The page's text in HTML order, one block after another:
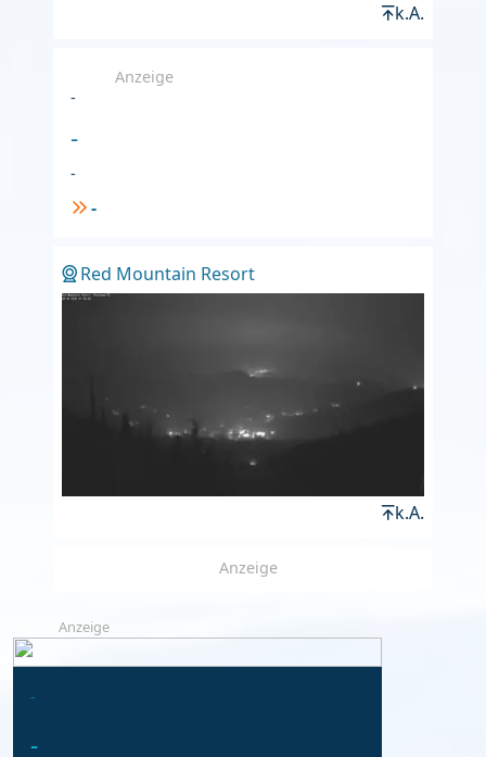
k.A.
Anzeige
-
-
-
-
Red Mountain Resort
k.A.
Anzeige
Anzeige
-
-